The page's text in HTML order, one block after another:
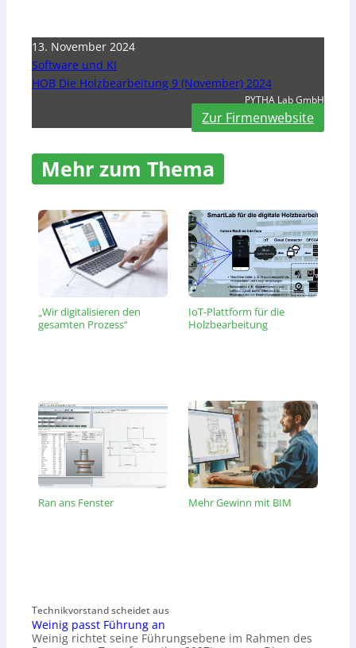
13. November 2024
Software und KI
HOB Die Holzbearbeitung 9 (November) 2024
PYTHA Lab GmbH
Zur Firmenwebsite
Mehr zum Thema
„Wir digitalisieren den
gesamten Prozess“
IoT-Plattform für die
Holzbearbeitung
Ran ans Fenster Mehr Gewinn mit BIM
Technikvorstand scheidet aus
Weinig passt Führung an
Weinig richtet seine Führungsebene im Rahmen des